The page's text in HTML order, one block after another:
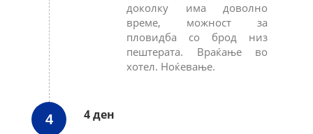
доколку има доволно
време, можност за
пловидба со брод низ
пештерата. Враќање во
хотел. Ноќевање.
4 4 ден